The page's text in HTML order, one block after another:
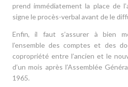
prend immédiatement la place de
signe le procès-verbal avant de le
Enfin, il faut s’assurer à bien
l’ensemble des comptes et des
copropriété entre l’ancien et le
d’un mois après l’Assemblée
1965.